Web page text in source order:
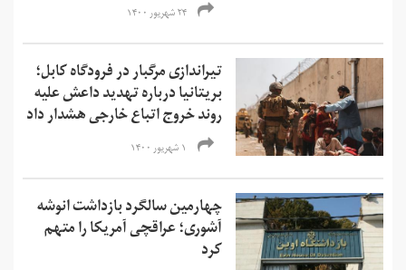
۲۴ شهریور ۱۴۰۰
تیراندازی مرگبار در فرودگاه کابل؛
بریتانیا درباره تهدید داعش علیه
روند خروج اتباع خارجی هشدار داد
۱ شهریور ۱۴۰۰
چهارمین سالگرد بازداشت انوشه
آشوری؛ عراقچی آمریکا را متهم
کرد